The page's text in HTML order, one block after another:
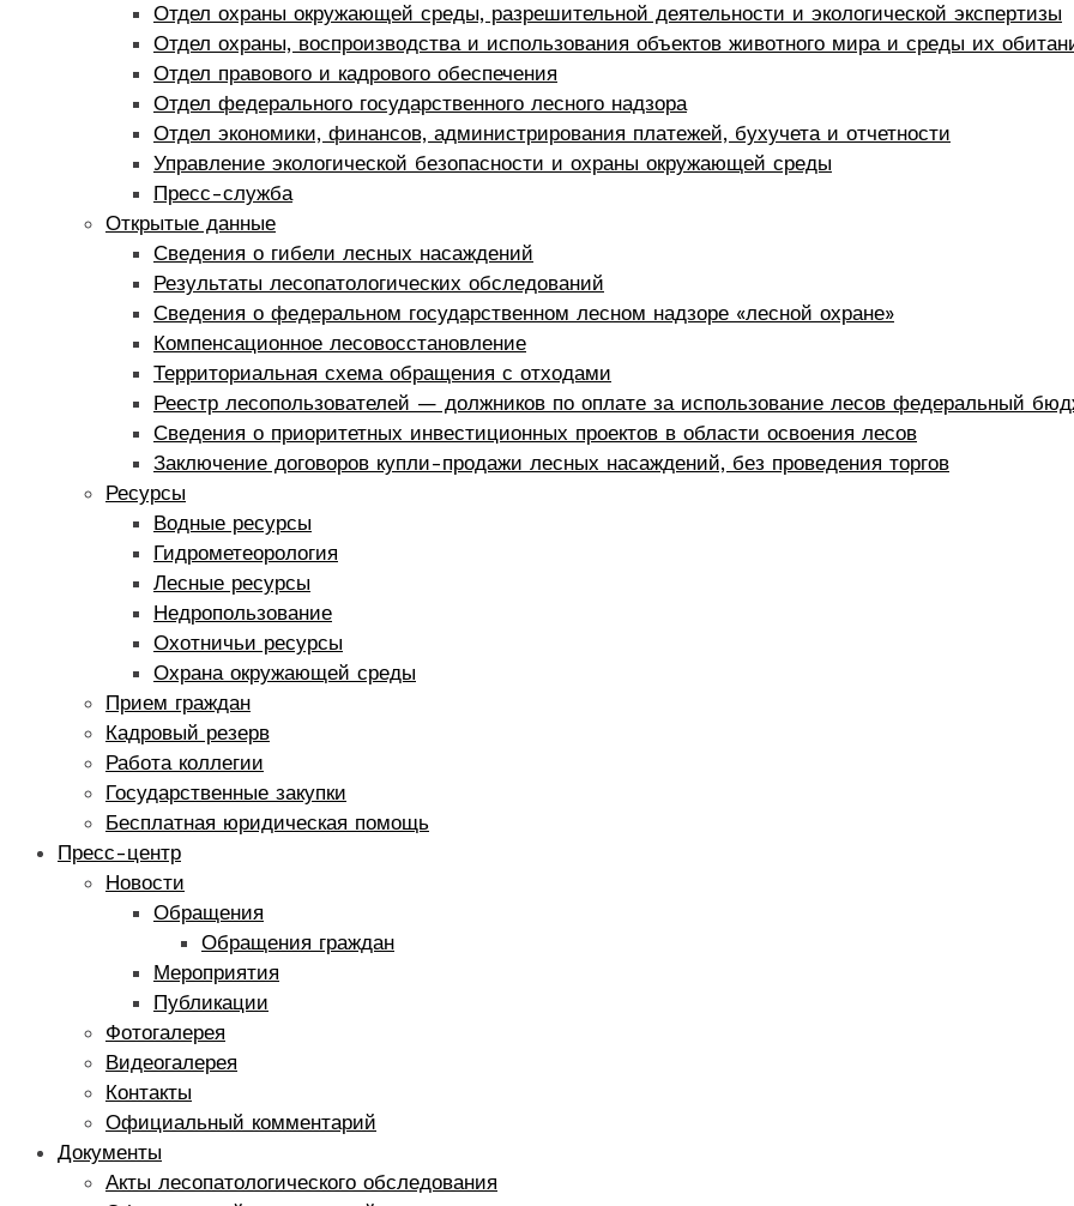
Отдел охраны окружающей среды, разрешительной деятельности и экологической экспертизы
Отдел охраны, воспроизводства и использования объектов животного мира и среды их
Отдел правового и кадрового обеспечения
Отдел федерального государственного лесного надзора
Отдел экономики, финансов, администрирования платежей, бухучета и отчетности
Управление экологической безопасности и охраны окружающей среды
Пресс-служба
Открытые данные
Сведения о гибели лесных насаждений
Результаты лесопатологических обследований
Сведения о федеральном государственном лесном надзоре «лесной охране»
Компенсационное лесовосстановление
Территориальная схема обращения с отходами
Реестр лесопользователей — должников по оплате за использование лесов федеральный
Сведения о приоритетных инвестиционных проектов в области освоения лесов
Заключение договоров купли-продажи лесных насаждений, без проведения торгов
Ресурсы
Водные ресурсы
Гидрометеорология
Лесные ресурсы
Недропользование
Охотничьи ресурсы
Охрана окружающей среды
Прием граждан
Кадровый резерв
Работа коллегии
Государственные закупки
Бесплатная юридическая помощь
Пресс-центр
Новости
Обращения
Обращения граждан
Мероприятия
Публикации
Фотогалерея
Видеогалерея
Контакты
Официальный комментарий
Документы
Акты лесопатологического обследования